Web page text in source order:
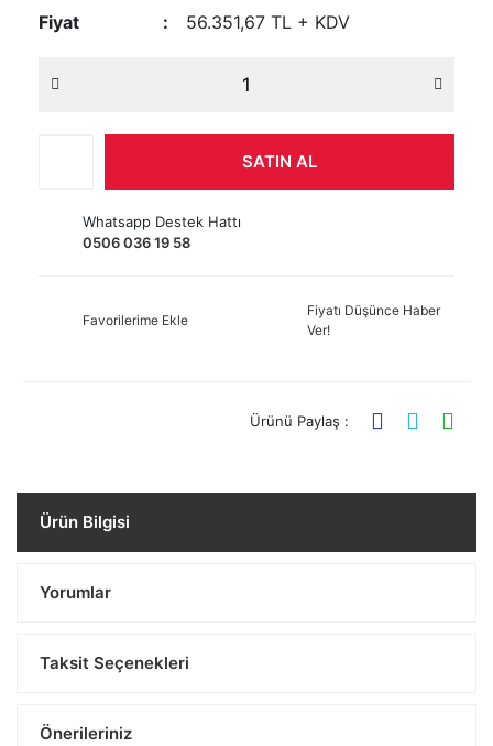
Fiyat
56.351,67 TL + KDV
SATIN AL
Whatsapp Destek Hattı
0506 036 19 58
Favorilerime Ekle
Fiyatı Düşünce Haber
Ver!
Ürünü Paylaş :
Ürün Bilgisi
Yorumlar
Taksit Seçenekleri
Önerileriniz